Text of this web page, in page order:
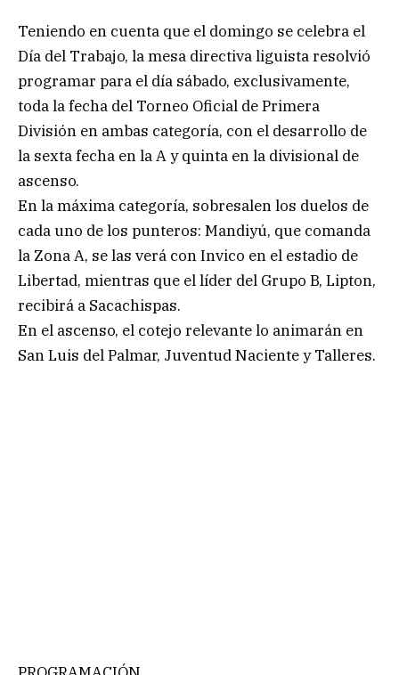
Teniendo en cuenta que el domingo se celebra el
Día del Trabajo, la mesa directiva liguista resolvió
programar para el día sábado, exclusivamente,
toda la fecha del Torneo Oficial de Primera
División en ambas categoría, con el desarrollo de
la sexta fecha en la A y quinta en la divisional de
ascenso.
En la máxima categoría, sobresalen los duelos de
cada uno de los punteros: Mandiyú, que comanda
la Zona A, se las verá con Invico en el estadio de
Libertad, mientras que el líder del Grupo B, Lipton,
recibirá a Sacachispas.
En el ascenso, el cotejo relevante lo animarán en
San Luis del Palmar, Juventud Naciente y Talleres.